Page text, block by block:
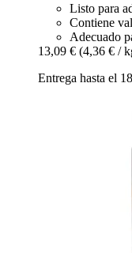
Listo para
Contiene
Adecuado
13,09 € (4,36 € /
Entrega hasta el